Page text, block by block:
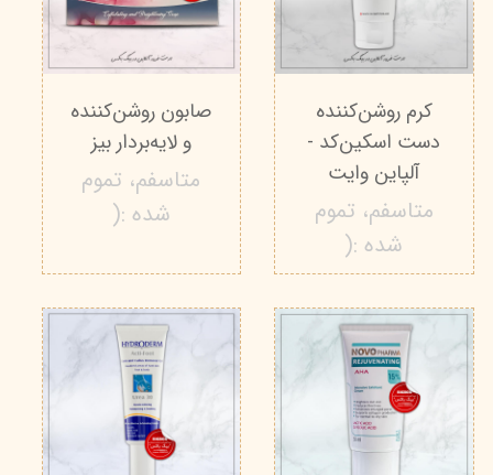
کرم روشن‌کننده
دست اسکین‌کد -
آلپاین وایت
متاسفم، تموم
شده :(
صابون روشن‌کننده
و لایه‌بردار بیز
متاسفم، تموم
شده :(